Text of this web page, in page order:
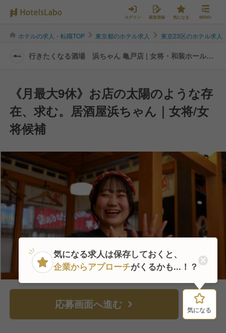
ログイン 新規登録 気になる MENU
ホテルの求人・転職TOP 東京都のホテル求人 東京23区のホテル求人
行きたくなる酒場 浜ちゃん 亀戸店 | 女将・和装ホールの
《月最大9休》お店の太陽のような存
在、求む。居酒屋浜ちゃん｜女将/女
将候補
応募画面へ進む 気になる
気になる
気になる求人は保存しておくと、
企業からアプローチがくるかも...！？